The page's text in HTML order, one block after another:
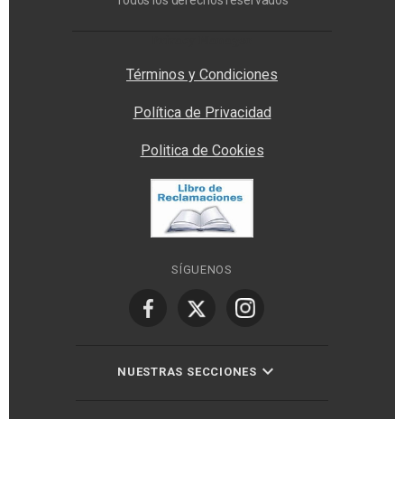
Términos y Condiciones
Política de Privacidad
Politica de Cookies
SÍGUENOS
NUESTRAS SECCIONES